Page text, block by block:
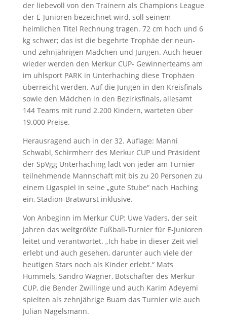
der liebevoll von den Trainern als Champions League
der E-Junioren bezeichnet wird, soll seinem
heimlichen Titel Rechnung tragen. 72 cm hoch und 6
kg schwer; das ist die begehrte Trophäe der neun-
und zehnjährigen Mädchen und Jungen. Auch heuer
wieder werden den Merkur CUP- Gewinnerteams am
im uhlsport PARK in Unterhaching diese Trophäen
überreicht werden. Auf die Jungen in den Kreisfinals
sowie den Mädchen in den Bezirksfinals, allesamt
144 Teams mit rund 2.200 Kindern, warteten über
19.000 Preise.
Herausragend auch in der 32. Auflage: Manni
Schwabl, Schirmherr des Merkur CUP und Präsident
der SpVgg Unterhaching lädt von jeder am Turnier
teilnehmende Mannschaft mit bis zu 20 Personen zu
einem Ligaspiel in seine „gute Stube“ nach Haching
ein, Stadion-Bratwurst inklusive.
Von Anbeginn im Merkur CUP: Uwe Vaders, der seit
Jahren das weltgrößte Fußball-Turnier für E-Junioren
leitet und verantwortet. „Ich habe in dieser Zeit viel
erlebt und auch gesehen, darunter auch viele der
heutigen Stars noch als Kinder erlebt.“ Mats
Hummels, Sandro Wagner, Botschafter des Merkur
CUP, die Bender Zwillinge und auch Karim Adeyemi
spielten als zehnjährige Buam das Turnier wie auch
Julian Nagelsmann.